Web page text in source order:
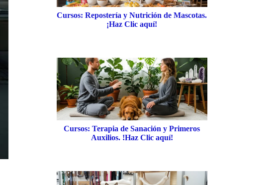
Cursos: Repostería y Nutrición de Mascotas.
¡Haz Clic aquí!
Cursos: Terapia de Sanación y Primeros
Auxilios. !Haz Clic aquí!